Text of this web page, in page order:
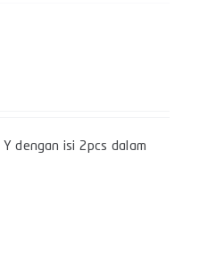
dengan isi 2pcs dalam